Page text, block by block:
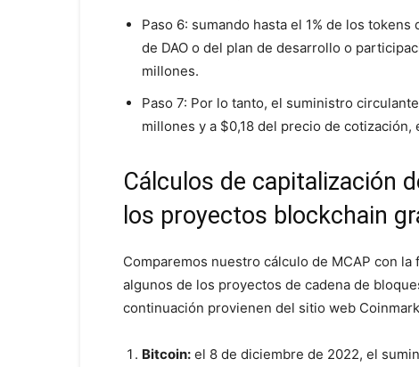
Paso 6: sumando hasta el 1% de los
de DAO o del plan de desarrollo o
millones.
Paso 7: Por lo tanto, el suministro
millones y a $0,18 del precio de
Cálculos de capitalización
los proyectos blockchain
Comparemos nuestro cálculo de MCAP con
algunos de los proyectos de cadena de
continuación provienen del sitio web
Bitcoin: el 8 de diciembre de 2022, el